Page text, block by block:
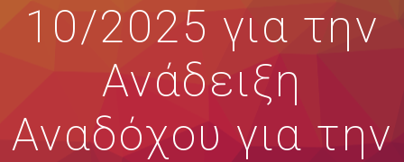
10/2025 για την
Ανάδειξη
Αναδόχου για την